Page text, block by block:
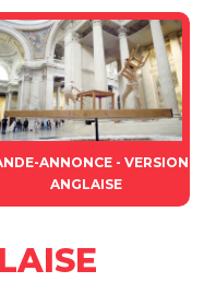
ANNONCE - VERSION
ANGLAISE